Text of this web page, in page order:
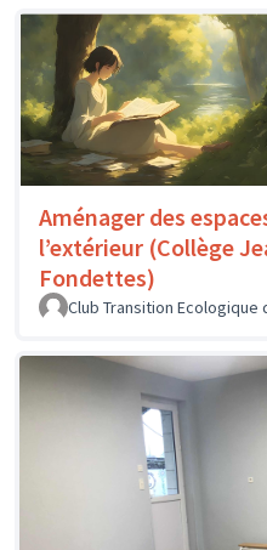
Aménager des
l’extérieur (Collège
Fondettes)
Club Transition